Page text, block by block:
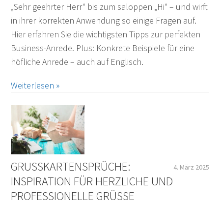
„Sehr geehrter Herr“ bis zum saloppen „Hi“ – und wirft
in ihrer korrekten Anwendung so einige Fragen auf.
Hier erfahren Sie die wichtigsten Tipps zur perfekten
Business-Anrede. Plus: Konkrete Beispiele für eine
höfliche Anrede – auch auf Englisch.
Weiterlesen »
4. März 2025
GRUSSKARTENSPRÜCHE: I
NSPIRATION FÜR HERZLICHE UND P
ROFESSIONELLE GRÜSSE